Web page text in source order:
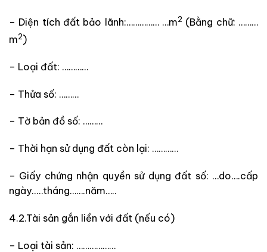
– Diện tích đất bảo lãnh:…………… …m2 (Bằng chữ: ………
m2)
– Loại đất: …………
– Thửa số: ………
– Tờ bản đồ số: ………
– Thời hạn sử dụng đất còn lại: …………
– Giấy chứng nhận quyền sử dụng đất số: …do….cấp
ngày..…tháng…….năm…..
4.2.Tài sản gắn liền với đất (nếu có)
– Loại tài sản: ………………